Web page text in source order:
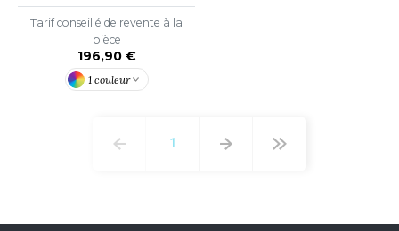
Tarif conseillé de revente à la
pièce
196,90 €
1 couleur
1